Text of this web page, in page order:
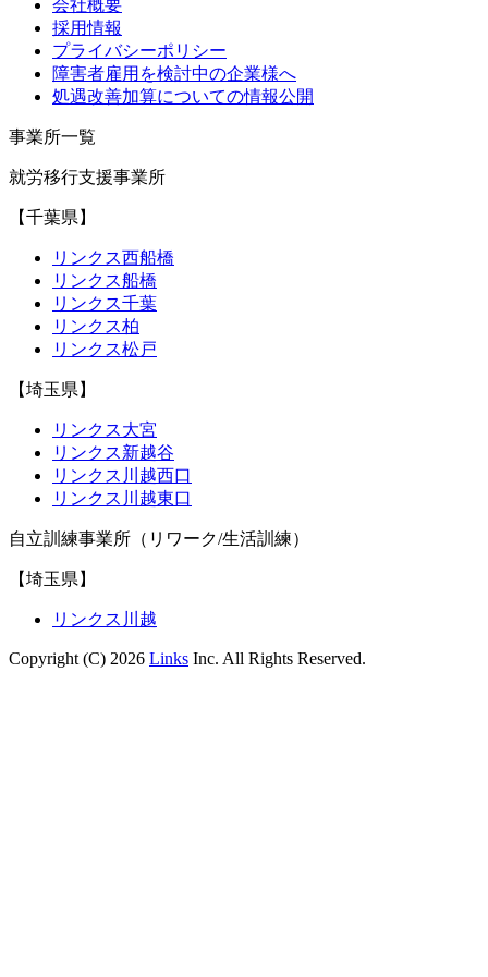
会社概要
採用情報
プライバシーポリシー
障害者雇用を検討中の企業様へ
処遇改善加算についての情報公開
事業所一覧
就労移行支援事業所
【千葉県】
リンクス西船橋
リンクス船橋
リンクス千葉
リンクス柏
リンクス松戸
【埼玉県】
リンクス大宮
リンクス新越谷
リンクス川越西口
リンクス川越東口
自立訓練事業所（リワーク/生活訓練）
【埼玉県】
リンクス川越
Copyright (C) 2026 Links Inc. All Rights Reserved.